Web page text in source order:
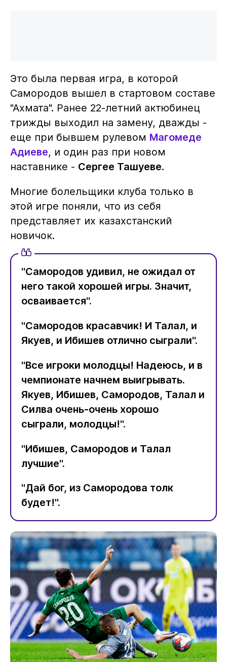
Это была первая игра, в которой
Самородов вышел в стартовом составе
"Ахмата". Ранее 22-летний актюбинец
трижды выходил на замену, дважды -
еще при бывшем рулевом Магомеде
Адиеве, и один раз при новом
наставнике - Сергее Ташуеве.
Многие болельщики клуба только в
этой игре поняли, что из себя
представляет их казахстанский
новичок.
"Самородов удивил, не ожидал от
него такой хорошей игры. Значит,
осваивается".
"Самородов красавчик! И Талал, и
Якуев, и Ибишев отлично сыграли".
"Все игроки молодцы! Надеюсь, и в
чемпионате начнем выигрывать.
Якуев, Ибишев, Самородов, Талал и
Силва очень-очень хорошо
сыграли, молодцы!".
"Ибишев, Самородов и Талал
лучшие".
"Дай бог, из Самородова толк
будет!".